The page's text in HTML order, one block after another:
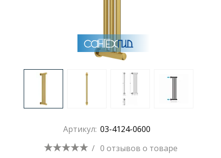
Аксессуары для ванных комнат
Трапы для душевых
Артикул: 03-4124-0600
/ 0 отзывов о товаре